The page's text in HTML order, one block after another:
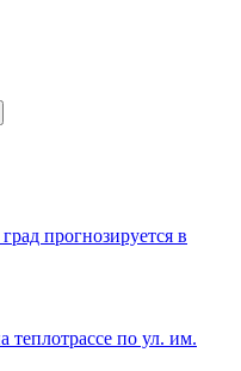
прогнозируется в
теплотрассе по ул. им.